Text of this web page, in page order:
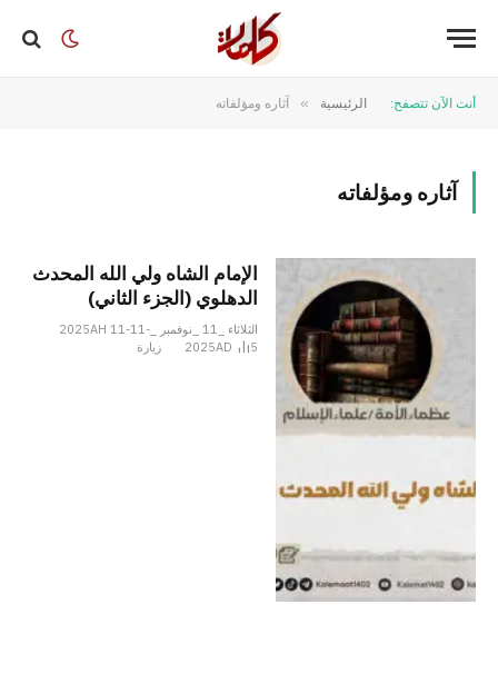
أنت الآن تتصفح: الرئيسية » آثاره ومؤلفاته
آثاره ومؤلفاته
الإمام الشاه ولي الله المحدث
الدهلوي (الجزء الثاني)
الثلاثاء _11 _نوفمبر _2025AH 11-11-
2025AD
5 زيارة